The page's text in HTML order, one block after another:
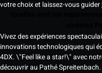
votre choix et laissez-vous guider
Vivez des expériences
innovations technologiques qui
4DX. \"Feel like a star!\" avec
découvrir au Pathé Spreitenbach.